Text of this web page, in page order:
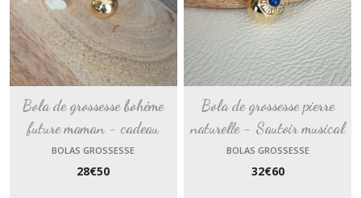
Bola de grossesse bohème
future maman - cadeau
femme enceinte - collier bijou
femme bola musical - boule
BOLAS GROSSESSE
28€50
Bola de grossesse pierre
naturelle - Sautoir musical
grossesse Lapis-lazuli -
bijou future maman - cadeau
BOLAS GROSSESSE
32€60